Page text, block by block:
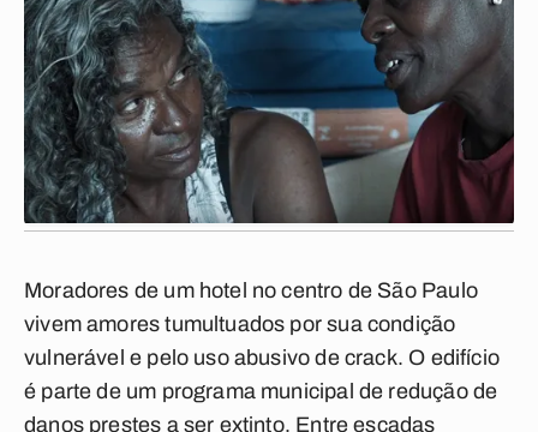
Moradores de um hotel no centro de São Paulo
vivem amores tumultuados por sua condição
vulnerável e pelo uso abusivo de crack. O edifício
é parte de um programa municipal de redução de
danos prestes a ser extinto. Entre escadas